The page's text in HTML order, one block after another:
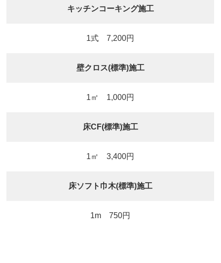
キッチンコーキング施工
1式 7,200円
壁クロス(標準)施工
1㎡ 1,000円
床CF(標準)施工
1㎡ 3,400円
床ソフト巾木(標準)施工
1m 750円